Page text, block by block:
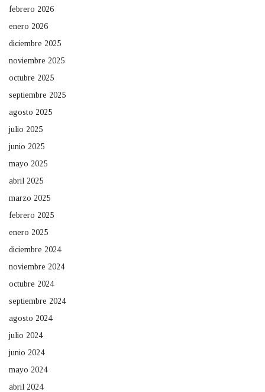
febrero 2026
enero 2026
diciembre 2025
noviembre 2025
octubre 2025
septiembre 2025
agosto 2025
julio 2025
junio 2025
mayo 2025
abril 2025
marzo 2025
febrero 2025
enero 2025
diciembre 2024
noviembre 2024
octubre 2024
septiembre 2024
agosto 2024
julio 2024
junio 2024
mayo 2024
abril 2024